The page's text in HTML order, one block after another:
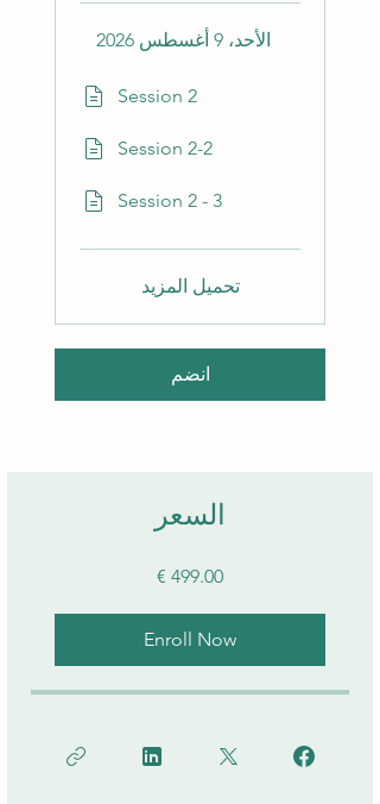
الأحد، 9 أغسطس 2026
Session 2
Session 2-2
Session 2 - 3
تحميل المزيد
انضم
السعر
Enroll Now